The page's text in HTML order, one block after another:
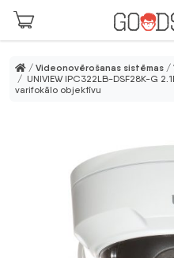
Skip to main content
/ Videonovērošanas sistēmas /
/ UNIVIEW IPC322LB-DSF28K-G
varifokālo objektīvu